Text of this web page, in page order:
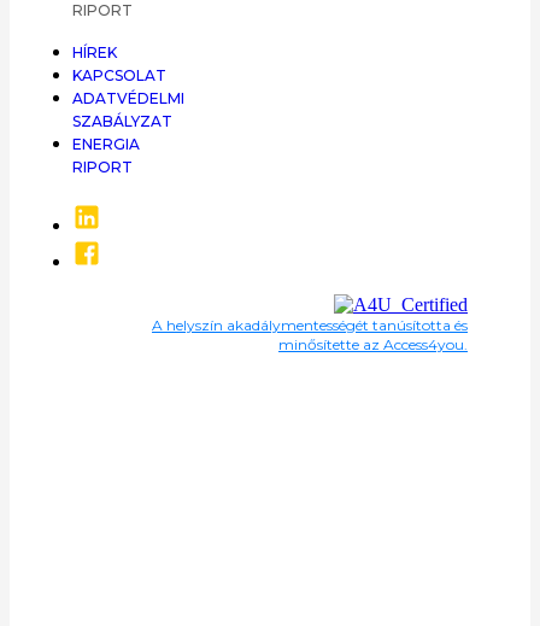
RIPORT
HÍREK
KAPCSOLAT
ADATVÉDELMI
SZABÁLYZAT
ENERGIA
RIPORT
A helyszín akadálymentességét tanúsította és
minősítette az Access4you.